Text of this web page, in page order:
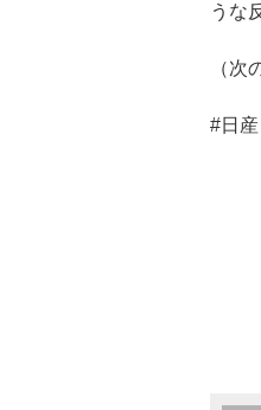
うな
（次
#日